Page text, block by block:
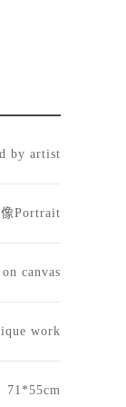
by artist
像Portrait
canvas
work
71*55cm